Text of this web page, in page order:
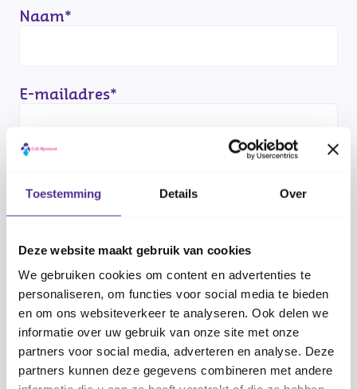
Toestemming Details Over
Deze website maakt gebruik van cookies
We gebruiken cookies om content en advertenties te
personaliseren, om functies voor social media te bieden
en om ons websiteverkeer te analyseren. Ook delen we
informatie over uw gebruik van onze site met onze
partners voor social media, adverteren en analyse. Deze
partners kunnen deze gegevens combineren met andere
Naam*
E-mailadres*
je helaas niet deelnemen
Postcode
Telefoonnummer *